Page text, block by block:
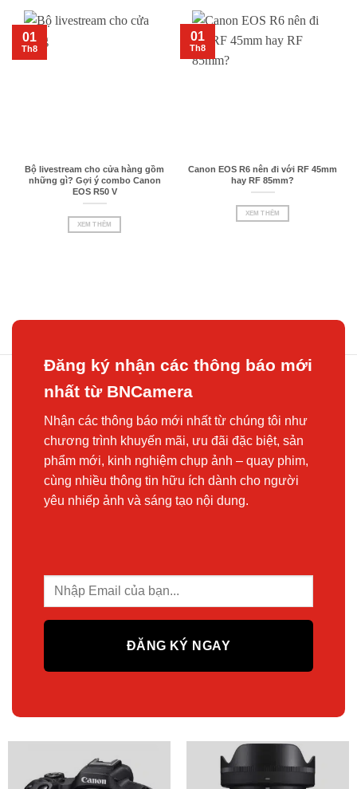
Bộ livestream cho cửa hàng gồm
những gì? Gợi ý combo Canon
EOS R50 V
XEM THÊM
01
Th8
Canon EOS R6 nên đi với RF 45mm
hay RF 85mm?
XEM THÊM
01
Th8
Đăng ký nhận các thông báo mới
nhất từ BNCamera
Nhận các thông báo mới nhất từ chúng tôi như
chương trình khuyến mãi, ưu đãi đặc biệt, sản
phẩm mới, kinh nghiệm chụp ảnh – quay phim,
cùng nhiều thông tin hữu ích dành cho người
yêu nhiếp ảnh và sáng tạo nội dung.